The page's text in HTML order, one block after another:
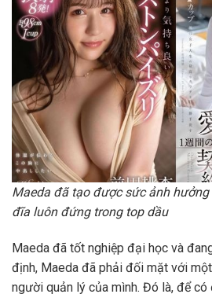
Maeda đã tạo được sức ảnh
đĩa luôn đứng trong top dầu
Maeda đã tốt nghiệp đại học và
định, Maeda đã phải đối mặt với
người quản lý của mình. Đó là, để